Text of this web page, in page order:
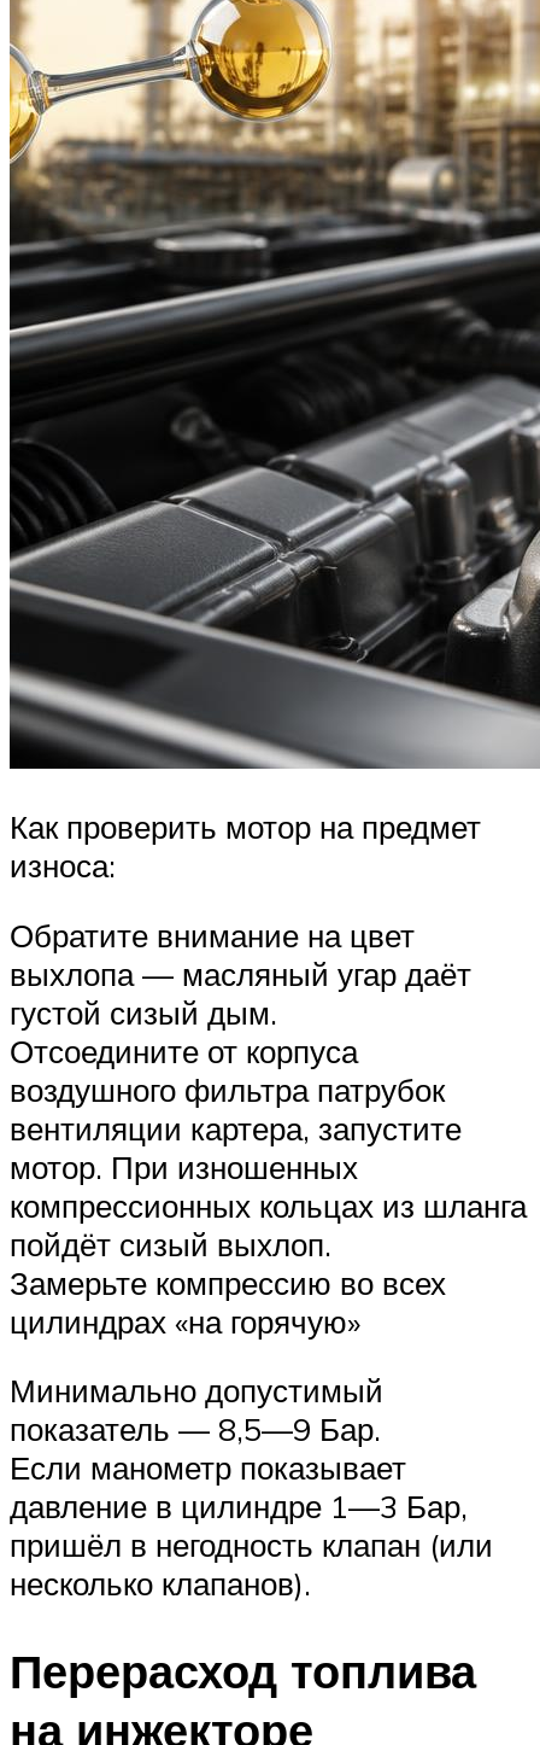
Как проверить мотор на предмет
износа:
Обратите внимание на цвет
выхлопа — масляный угар даёт
густой сизый дым.
Отсоедините от корпуса
воздушного фильтра патрубок
вентиляции картера, запустите
мотор. При изношенных
компрессионных кольцах из шланга
пойдёт сизый выхлоп.
Замерьте компрессию во всех
цилиндрах «на горячую»
Минимально допустимый
показатель — 8,5—9 Бар.
Если манометр показывает
давление в цилиндре 1—3 Бар,
пришёл в негодность клапан (или
несколько клапанов).
Перерасход топлива
на инжекторе